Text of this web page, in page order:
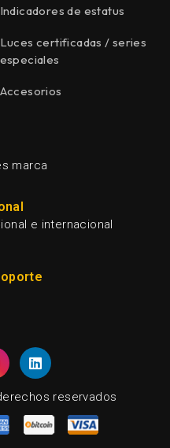
Indicadores de estatus
Luces certificadas / series
especiales
Accesorios
marca
e internacional
reservados